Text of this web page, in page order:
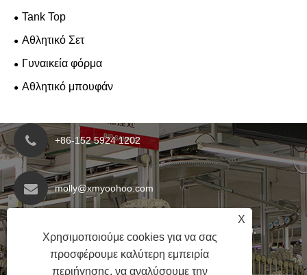
Tank Top
Αθλητικό Σετ
Γυναικεία φόρμα
Αθλητικό μπουφάν
+86-152 5924 1202
molly@xmyoohoo.com
No.98 Xiangxing Rd, περιοχή Xiang'an, Fujian,
Κίνα. 361101
X
Χρησιμοποιούμε cookies για να σας
προσφέρουμε καλύτερη εμπειρία
περιήγησης, να αναλύσουμε την